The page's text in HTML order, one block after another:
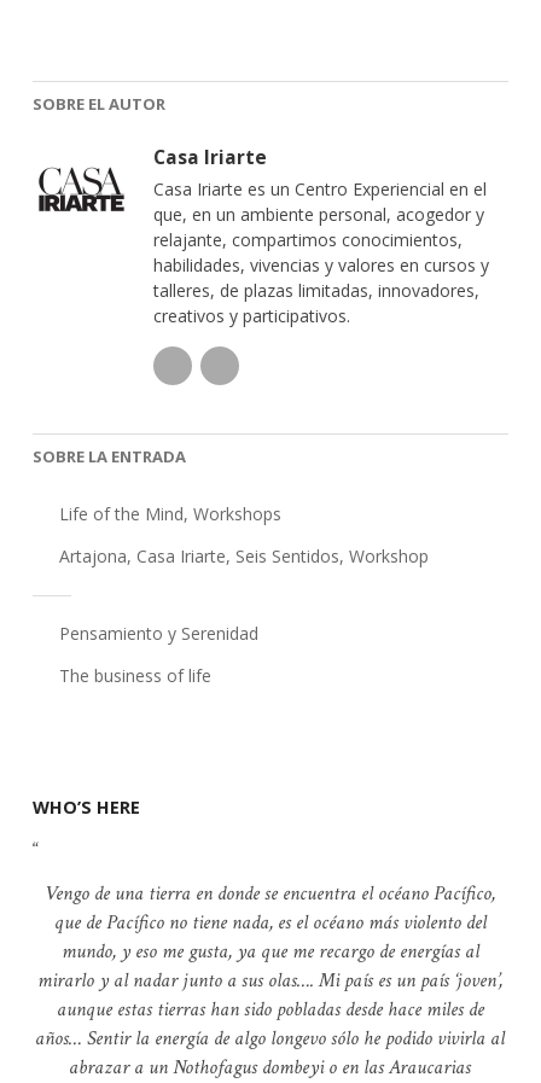
SOBRE EL AUTOR
Casa Iriarte
Casa Iriarte es un Centro Experiencial en el
que, en un ambiente personal, acogedor y
relajante, compartimos conocimientos,
habilidades, vivencias y valores en cursos y
talleres, de plazas limitadas, innovadores,
creativos y participativos.
SOBRE LA ENTRADA
Life of the Mind, Workshops
Artajona, Casa Iriarte, Seis Sentidos, Workshop
Pensamiento y Serenidad
The business of life
WHO’S HERE
Vengo de una tierra en donde se encuentra el océano Pacífico,
que de Pacífico no tiene nada, es el océano más violento del
mundo, y eso me gusta, ya que me recargo de energías al
mirarlo y al nadar junto a sus olas…. Mi país es un país ‘joven’,
aunque estas tierras han sido pobladas desde hace miles de
años… Sentir la energía de algo longevo sólo he podido vivirla al
abrazar a un Nothofagus dombeyi o en las Araucarias